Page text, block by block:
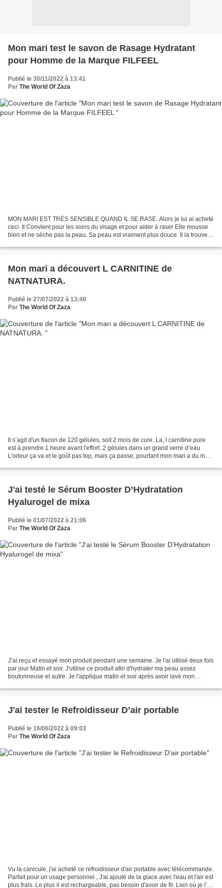
Mon mari test le savon de Rasage Hydratant
pour Homme de la Marque FILFEEL
Publié le 30/11/2022 à 13:41
Par The World Of Zaza
MON MARI EST TRÈS SENSIBLE QUAND IL SE RASE. Alors je lui ai acheté
ceci. Il Convient pour les soins du visage et pour aider à raser Elle mousse
bien et ne sèche pas la peau. Sa peau est vraiment plus douce. Il la trouve
Mon mari a découvert L CARNITINE de
NATNATURA.
Publié le 27/07/2022 à 13:40
Par The World Of Zaza
Il s’agit d'un flacon de 120 gélules, soit 2 mois de cure. La, l carnitine pure
est à prendre 1 heure avant l'effort. 2 gélules dans un grand verre d’eau
L'odeur ça va et le goût pas top, mais ça passe, pourtant mon mari a du mal
J'ai testé le Sérum Booster D’Hydratation
Hyalurogel de mixa
Publié le 01/07/2022 à 21:06
Par The World Of Zaza
J’ai reçu et essayé mon produit pendant une semaine. Je l'ai utilisé deux fois
par jour Matin et soir. J'utilise ce produit afin d'hydrater ma peau assez
boutonneuse et autre. Je l'applique matin et soir après avoir lavé mon
J'ai tester le Refroidisseur D’air portable
Publié le 16/06/2022 à 09:03
Par The World Of Zaza
Vu la canicule, j'ai acheté ce refroidisseur d'air portable avec télécommande.
Parfait pour un usage personnel , J'ai ajouté de la glace avec l'eau et l'air est
plus frais. Le plus il est rechargeable, pas besoin d'avoir de fil. Lien où je l'ai